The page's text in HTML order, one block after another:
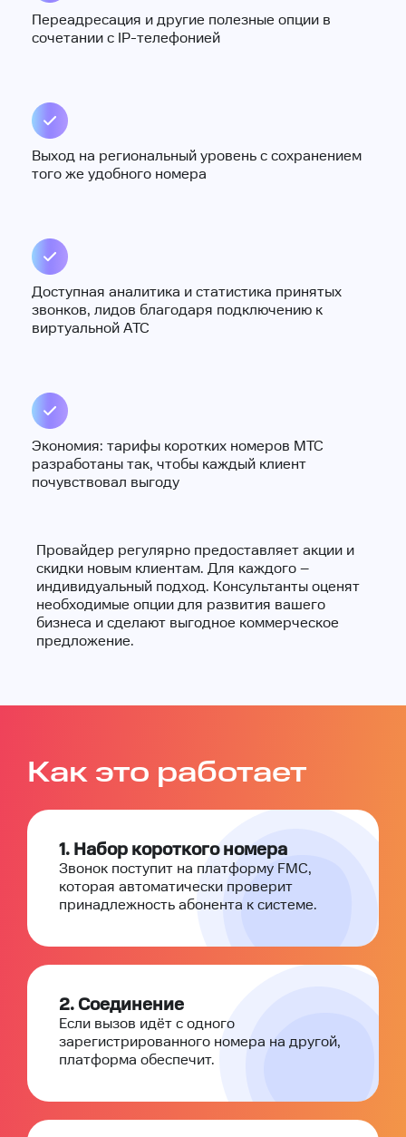
Переадресация и другие полезные опции в
сочетании с IP-телефонией
Выход на региональный уровень с сохранением
того же удобного номера
Доступная аналитика и статистика принятых
звонков, лидов благодаря подключению к
виртуальной АТС
Экономия: тарифы коротких номеров МТС
разработаны так, чтобы каждый клиент
почувствовал выгоду
Провайдер регулярно предоставляет акции и
скидки новым клиентам. Для каждого –
индивидуальный подход. Консультанты оценят
необходимые опции для развития вашего
бизнеса и сделают выгодное коммерческое
предложение.
Как это работает
1. Набор короткого номера
Звонок поступит на платформу FMC,
которая автоматически проверит
принадлежность абонента к системе.
2. Соединение
Если вызов идёт с одного
зарегистрированного номера на другой,
платформа обеспечит.